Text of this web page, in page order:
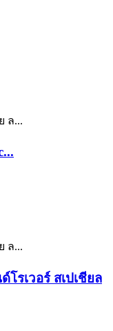
ล...
ล...
รเวอร์ สเปเชียล